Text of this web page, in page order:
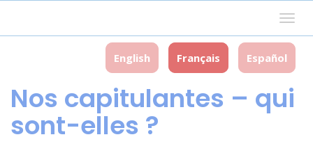
contenu
English
Français Español
Nos capitulantes – qui
sont-elles ?